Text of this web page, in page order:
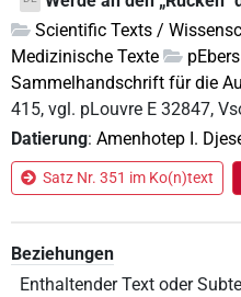
Scientific Texts /
Medizinische Texte
pEbers
Sammelhandschrift für die
415, vgl. pLouvre E 32847,
Datierung: Amenhotep I.
Satz Nr. 351 im Ko(n)text
Beziehungen
Enthaltender Text oder